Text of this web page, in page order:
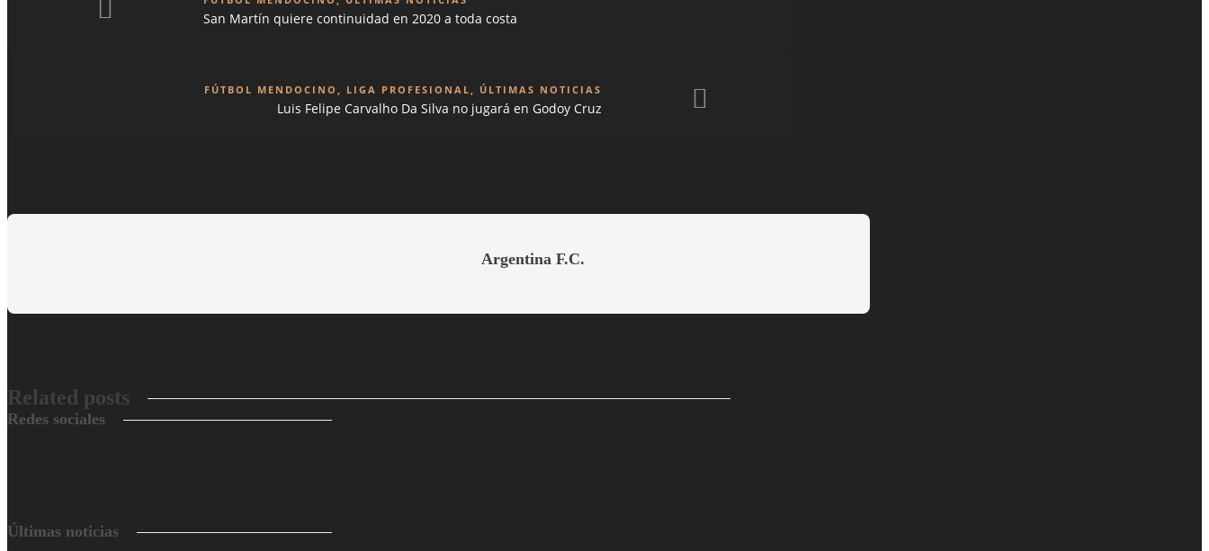
San Martín quiere continuidad en 2020 a toda costa
FÚTBOL MENDOCINO, LIGA PROFESIONAL, ÚLTIMAS NOTICIAS
Luis Felipe Carvalho Da Silva no jugará en Godoy Cruz
Argentina F.C.
Related posts
Redes sociales
Últimas noticias